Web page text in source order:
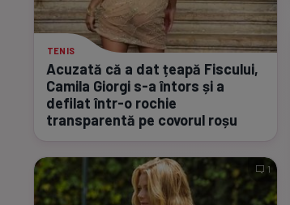
TENIS
Acuzată că a dat țeapă Fiscului,
Camila Giorgi s-a întors și a
defilat într-o rochie
transparentă pe covorul roșu
1